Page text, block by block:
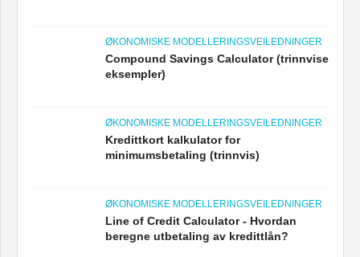
ØKONOMISKE MODELLERINGSVEILEDNINGER
Compound Savings Calculator (trinnvise
eksempler)
ØKONOMISKE MODELLERINGSVEILEDNINGER
Kredittkort kalkulator for
minimumsbetaling (trinnvis)
ØKONOMISKE MODELLERINGSVEILEDNINGER
Line of Credit Calculator - Hvordan
beregne utbetaling av kredittlån?